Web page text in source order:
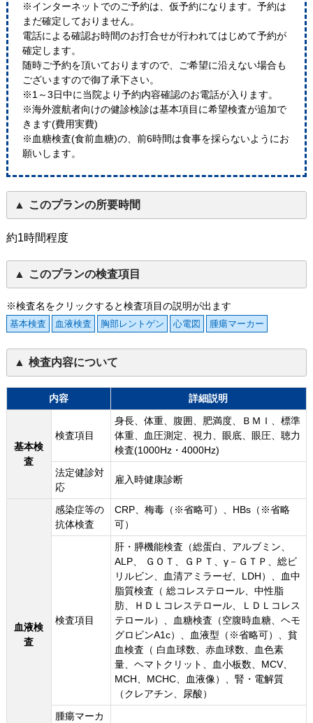
※インターネットでのご予約は、仮予約になります。予約は
まだ確定しておりません。
電話による確認お時間のお打合せが行われてはじめて予約が
確定します。
随時ご予約を頂いておりますので、ご希望に沿えない場合も
ございますので御了承下さい。
※1～3日中に当院より予約内容確認のお電話が入ります。
※海外渡航者向けの健診検診は基本項目に希望検査が追加で
きます(費用実費)
※血糖検査(食前血糖)の、前6時間は食事を採らないようにお
願いします。
このプランの所要時間
約1時間程度
このプランの検査項目
※検査名をクリックすると検査項目の説明が出ます
基本検査 血液検査 胸部レントゲン 心電図 腫瘍マーカー
検査内容について
内容 詳細説明
基本検
査
検査項目
身長、体重、腹囲、肥満度、ＢＭＩ、標準
体重、血圧測定、視力、眼底、眼圧、聴力
検査(1000Hz・4000Hz)
法定健診対
応
雇入時健康診断
血液検
査
感染症等の
抗体検査
CRP、梅毒（※省略可）、HBs（※省略
可）
検査項目
肝・膵機能検査（総蛋白、アルブミン、
ALP、 ＧＯＴ、ＧＰＴ、γ－ＧＴＰ、総ビ
リルビン、血清アミラーゼ、LDH）、血中
脂質検査（ 総コレステロール、中性脂
肪、ＨＤＬコレステロール、ＬＤＬコレス
テロール）、血糖検査（空腹時血糖、ヘモ
グロビンA1c）、血液型（※省略可）、貧
血検査（ 白血球数、赤血球数、血色素
量、ヘマトクリット、血小板数、MCV、
MCH、MCHC、血液像）、腎・電解質
（クレアチン、尿酸）
腫瘍マーカ